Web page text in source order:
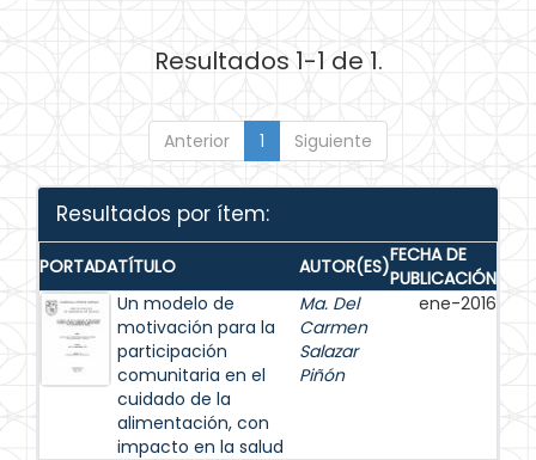
Resultados 1-1 de 1.
Anterior 1 Siguiente
Resultados por ítem:
PORTADATÍTULO AUTOR(ES)FECHA DE
PUBLICACIÓN
Un modelo de
motivación para la
participación
comunitaria en el
cuidado de la
alimentación, con
impacto en la salud
Ma. Del
Carmen
Salazar
Piñón
ene-2016